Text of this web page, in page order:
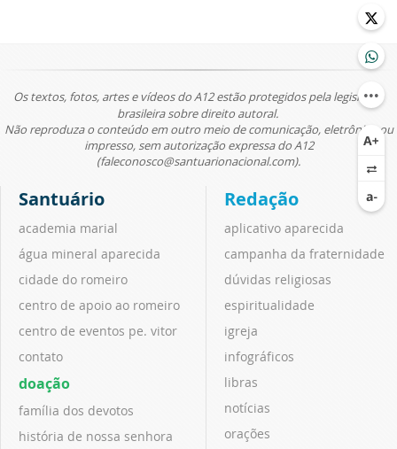
Os textos, fotos, artes e vídeos do A12 estão protegidos pela legislação
brasileira sobre direito autoral.
Não reproduza o conteúdo em outro meio de comunicação, eletrônico ou
impresso, sem autorização expressa do A12
(faleconosco@santuarionacional.com).
Santuário
academia marial
água mineral aparecida
cidade do romeiro
centro de apoio ao romeiro
centro de eventos pe. vitor
contato
doação
família dos devotos
história de nossa senhora
Redação
aplicativo aparecida
campanha da fraternidade
dúvidas religiosas
espiritualidade
igreja
infográficos
libras
notícias
orações